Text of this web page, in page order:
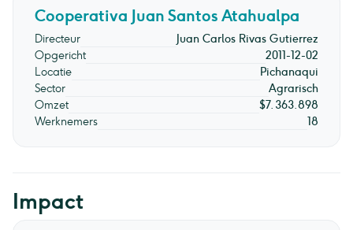
Cooperativa Juan Santos Atahualpa
Directeur
Juan Carlos Rivas Gutierrez
Opgericht
2011-12-02
Locatie
Pichanaqui
Sector
Agrarisch
Omzet
$7.363.898
Werknemers
18
Impact